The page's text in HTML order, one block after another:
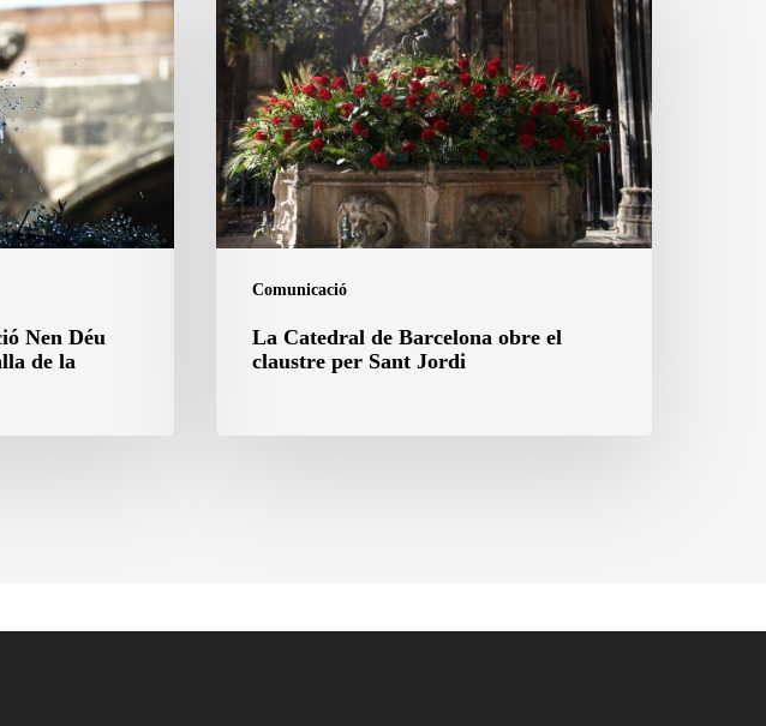
Nen Déu
de la
Comunicació
Catedral
de
Barcelona
obre
el
claustre
per
Sant
La Catedral de Barcelona obre el
claustre per Sant Jordi